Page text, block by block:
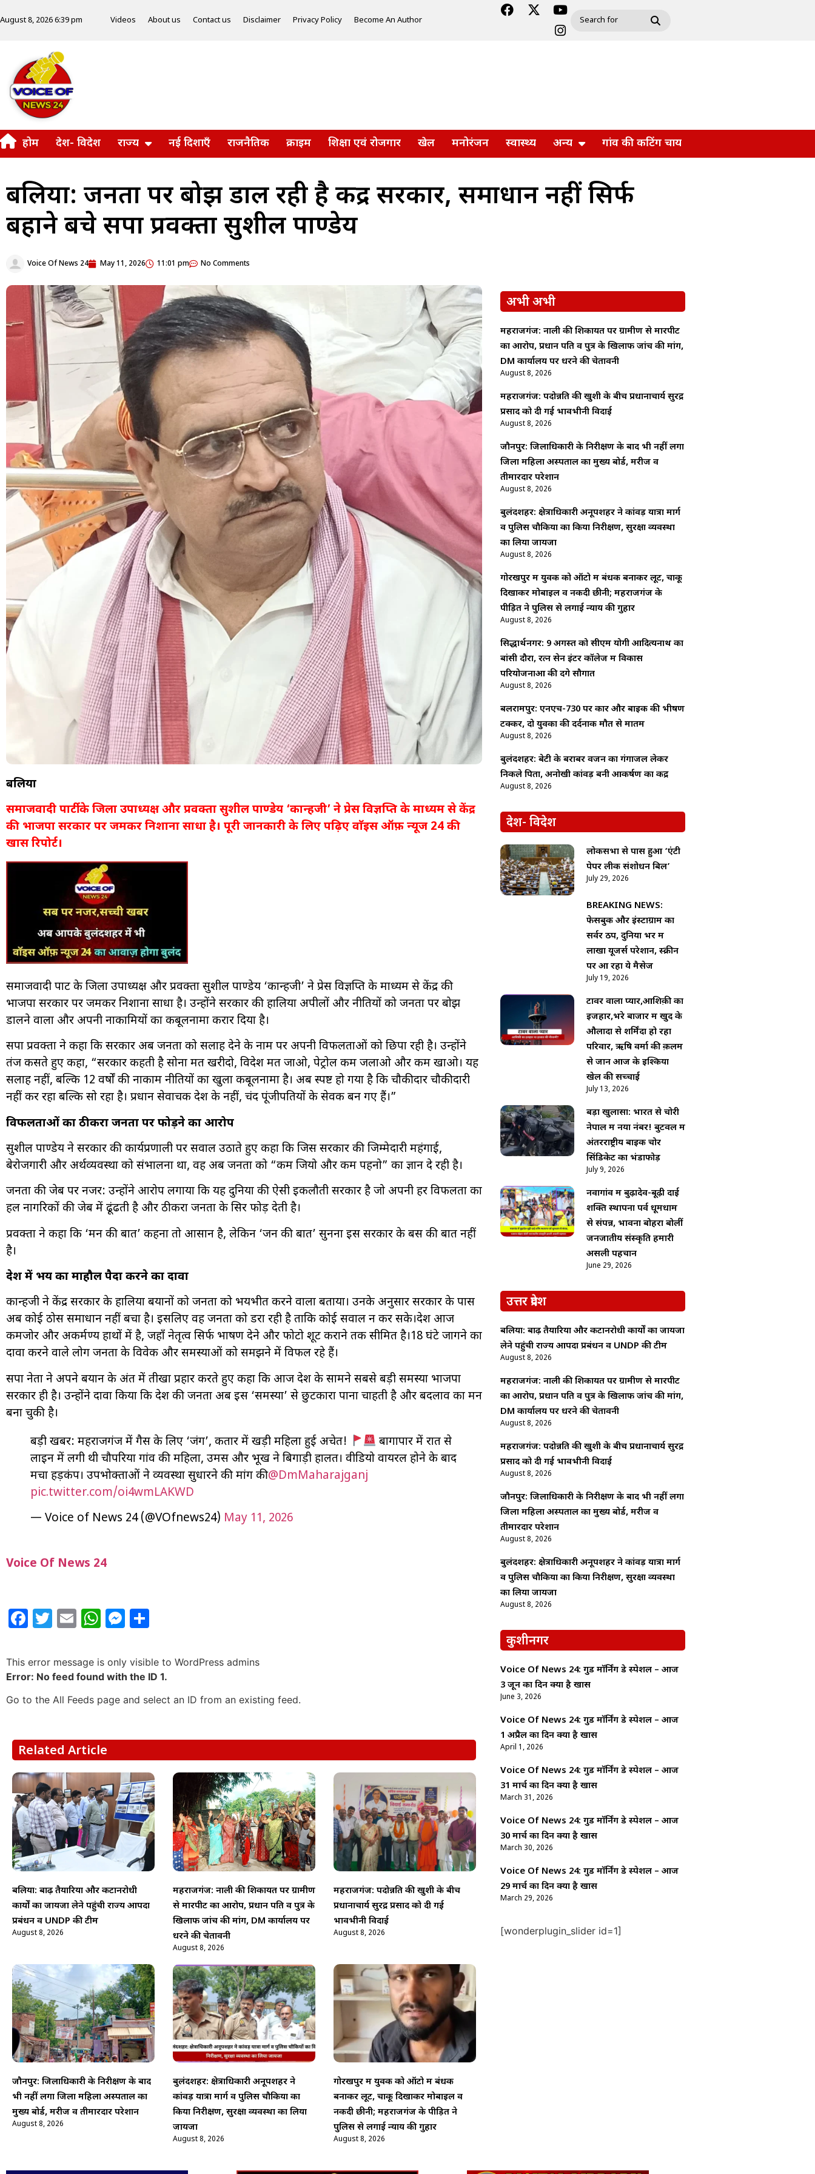
August 8, 2026 6:39 pm Videos About us Contact us Disclaimer Privacy Policy Become An Author
होम देश- विदेश राज्य नई दिशाएँ राजनैतिक क्राइम शिक्षा एवं रोजगार खेल मनोरंजन स्वास्थ्य अन्य गांव की कटिंग चाय
बलिया: जनता पर बोझ डाल रही है केंद्र सरकार, समाधान नहीं सिर्फ
बहाने बचे सपा प्रवक्ता सुशील पाण्डेय
Voice Of News 24 May 11, 2026 11:01 pm No Comments
बलिया
समाजवादी पार्टी के जिला उपाध्यक्ष और प्रवक्ता सुशील पाण्डेय ‘कान्हजी’ ने प्रेस विज्ञप्ति के माध्यम से केंद्र
की भाजपा सरकार पर जमकर निशाना साधा है। पूरी जानकारी के लिए पढ़िए वाॅइस ऑफ़ न्यूज 24 की
खास रिपोर्ट।
समाजवादी पार्टी के जिला उपाध्यक्ष और प्रवक्ता सुशील पाण्डेय ‘कान्हजी’ ने प्रेस विज्ञप्ति के माध्यम से केंद्र की
भाजपा सरकार पर जमकर निशाना साधा है। उन्होंने सरकार की हालिया अपीलों और नीतियों को जनता पर बोझ
डालने वाला और अपनी नाकामियों का कबूलनामा करार दिया है।
सपा प्रवक्ता ने कहा कि सरकार अब जनता को सलाह देने के नाम पर अपनी विफलताओं को छिपा रही है। उन्होंने
तंज कसते हुए कहा, “सरकार कहती है सोना मत खरीदो, विदेश मत जाओ, पेट्रोल कम जलाओ और कम खाओ। यह
सलाह नहीं, बल्कि 12 वर्षों की नाकाम नीतियों का खुला कबूलनामा है। अब स्पष्ट हो गया है कि चौकीदार चौकीदारी
नहीं कर रहा बल्कि सो रहा है। प्रधान सेवाचक देश के नहीं, चंद पूंजीपतियों के सेवक बन गए हैं।”
विफलताओं का ठीकरा जनता पर फोड़ने का आरोप
सुशील पाण्डेय ने सरकार की कार्यप्रणाली पर सवाल उठाते हुए कहा कि जिस सरकार की जिम्मेदारी महंगाई,
बेरोजगारी और अर्थव्यवस्था को संभालना था, वह अब जनता को “कम जियो और कम पहनो” का ज्ञान दे रही है।
जनता की जेब पर नजर: उन्होंने आरोप लगाया कि यह दुनिया की ऐसी इकलौती सरकार है जो अपनी हर विफलता का
हल नागरिकों की जेब में ढूंढती है और ठीकरा जनता के सिर फोड़ देती है।
प्रवक्ता ने कहा कि ‘मन की बात’ कहना तो आसान है, लेकिन ‘जन की बात’ सुनना इस सरकार के बस की बात नहीं
है।
देश में भय का माहौल पैदा करने का दावा
कान्हजी ने केंद्र सरकार के हालिया बयानों को जनता को भयभीत करने वाला बताया। उनके अनुसार सरकार के पास
अब कोई ठोस समाधान नहीं बचा है। इसलिए वह जनता को डरा रही है ताकि कोई सवाल न कर सके।देश आज
कमजोर और अकर्मण्य हाथों में है, जहाँ नेतृत्व सिर्फ भाषण देने और फोटो शूट कराने तक सीमित है।18 घंटे जागने का
दावा करने वाले लोग जनता के विवेक और समस्याओं को समझने में विफल रहे हैं।
सपा नेता ने अपने बयान के अंत में तीखा प्रहार करते हुए कहा कि आज देश के सामने सबसे बड़ी समस्या भाजपा
सरकार ही है। उन्होंने दावा किया कि देश की जनता अब इस ‘समस्या’ से छुटकारा पाना चाहती है और बदलाव का मन
बना चुकी है।
बड़ी खबर: महराजगंज में गैस के लिए ‘जंग’, कतार में खड़ी महिला हुई अचेत!
बागापार में रात से
लाइन में लगी थी चौपरिया गांव की महिला, उमस और भूख ने बिगाड़ी हालत। वीडियो वायरल होने के बाद
मचा हड़कंप। उपभोक्ताओं ने व्यवस्था सुधारने की मांग की@DmMaharajganj
pic.twitter.com/oi4wmLAKWD
— Voice of News 24 (@VOfnews24) May 11, 2026
Voice Of News 24
Facebook
Twitter
EmailWhatsApp
Messenger
This error message is only visible to WordPress admins
Error: No feed found with the ID 1.
Go to the All Feeds page and select an ID from an existing feed.
Related Article
बलिया: बाढ़ तैयारियों और कटानरोधी
कार्यों का जायजा लेने पहुंची राज्य आपदा
प्रबंधन व UNDP की टीम
August 8, 2026
महराजगंज: नाली की शिकायत पर ग्रामीण
से मारपीट का आरोप, प्रधान पति व पुत्र के
खिलाफ जांच की मांग, DM कार्यालय पर
धरने की चेतावनी
August 8, 2026
महराजगंज: पदोन्नति की खुशी के बीच
प्रधानाचार्य सुरेंद्र प्रसाद को दी गई
भावभीनी विदाई
August 8, 2026
जौनपुर: जिलाधिकारी के निरीक्षण के बाद
भी नहीं लगा जिला महिला अस्पताल का
मुख्य बोर्ड, मरीज व तीमारदार परेशान
August 8, 2026
बुलंदशहर: क्षेत्राधिकारी अनूपशहर ने
कांवड़ यात्रा मार्ग व पुलिस चौकियों का
किया निरीक्षण, सुरक्षा व्यवस्था का लिया
जायजा
August 8, 2026
गोरखपुर में युवक को ऑटो में बंधक
बनाकर लूट, चाकू दिखाकर मोबाइल व
नकदी छीनी; महराजगंज के पीड़ित ने
पुलिस से लगाई न्याय की गुहार
August 8, 2026
अभी अभी
महराजगंज: नाली की शिकायत पर ग्रामीण से मारपीट
का आरोप, प्रधान पति व पुत्र के खिलाफ जांच की मांग,
DM कार्यालय पर धरने की चेतावनी
August 8, 2026
महराजगंज: पदोन्नति की खुशी के बीच प्रधानाचार्य सुरेंद्र
प्रसाद को दी गई भावभीनी विदाई
August 8, 2026
जौनपुर: जिलाधिकारी के निरीक्षण के बाद भी नहीं लगा
जिला महिला अस्पताल का मुख्य बोर्ड, मरीज व
तीमारदार परेशान
August 8, 2026
बुलंदशहर: क्षेत्राधिकारी अनूपशहर ने कांवड़ यात्रा मार्ग
व पुलिस चौकियों का किया निरीक्षण, सुरक्षा व्यवस्था
का लिया जायजा
August 8, 2026
गोरखपुर में युवक को ऑटो में बंधक बनाकर लूट, चाकू
दिखाकर मोबाइल व नकदी छीनी; महराजगंज के
पीड़ित ने पुलिस से लगाई न्याय की गुहार
August 8, 2026
सिद्धार्थनगर: 9 अगस्त को सीएम योगी आदित्यनाथ का
बांसी दौरा, रत्न सेन इंटर कॉलेज में विकास
परियोजनाओं की देंगे सौगात
August 8, 2026
बलरामपुर: एनएच-730 पर कार और बाइक की भीषण
टक्कर, दो युवकों की दर्दनाक मौत से मातम
August 8, 2026
बुलंदशहर: बेटी के बराबर वजन का गंगाजल लेकर
निकले पिता, अनोखी कांवड़ बनी आकर्षण का केंद्र
August 8, 2026
देश- विदेश
लोकसभा से पास हुआ ‘एंटी
पेपर लीक संशोधन बिल’
July 29, 2026
BREAKING NEWS:
फेसबुक और इंस्टाग्राम का
सर्वर ठप, दुनिया भर में
लाखों यूजर्स परेशान, स्क्रीन
पर आ रहा ये मैसेज
July 19, 2026
टावर वाला प्यार,आशिक़ी का
इजहार,भरे बाजार में खुद के
औलादों से शर्मिंदा हो रहा
परिवार, ऋषि वर्मा की क़लम
से जानें आज के इश्किया
खेल की सच्चाई
July 13, 2026
बड़ा खुलासा: भारत से चोरी
नेपाल में नया नंबर! बुटवल में
अंतरराष्ट्रीय बाइक चोर
सिंडिकेट का भंडाफोड़
July 9, 2026
नवागांव में बुढ़ादेव-बूढ़ी दाई
शक्ति स्थापना पर्व धूमधाम
से संपन्न, भावना बोहरा बोलीं
जनजातीय संस्कृति हमारी
असली पहचान
June 29, 2026
उत्तर प्रदेश
बलिया: बाढ़ तैयारियों और कटानरोधी कार्यों का जायजा
लेने पहुंची राज्य आपदा प्रबंधन व UNDP की टीम
August 8, 2026
महराजगंज: नाली की शिकायत पर ग्रामीण से मारपीट
का आरोप, प्रधान पति व पुत्र के खिलाफ जांच की मांग,
DM कार्यालय पर धरने की चेतावनी
August 8, 2026
महराजगंज: पदोन्नति की खुशी के बीच प्रधानाचार्य सुरेंद्र
प्रसाद को दी गई भावभीनी विदाई
August 8, 2026
जौनपुर: जिलाधिकारी के निरीक्षण के बाद भी नहीं लगा
जिला महिला अस्पताल का मुख्य बोर्ड, मरीज व
तीमारदार परेशान
August 8, 2026
बुलंदशहर: क्षेत्राधिकारी अनूपशहर ने कांवड़ यात्रा मार्ग
व पुलिस चौकियों का किया निरीक्षण, सुरक्षा व्यवस्था
का लिया जायजा
August 8, 2026
कुशीनगर
Voice Of News 24: गुड माॅर्निंग डे स्पेशल – आज
3 जून का दिन क्यों है खास
June 3, 2026
Voice Of News 24: गुड माॅर्निंग डे स्पेशल – आज
1 अप्रैल का दिन क्यों है खास
April 1, 2026
Voice Of News 24: गुड माॅर्निंग डे स्पेशल – आज
31 मार्च का दिन क्यों है खास
March 31, 2026
Voice Of News 24: गुड माॅर्निंग डे स्पेशल – आज
30 मार्च का दिन क्यों है खास
March 30, 2026
Voice Of News 24: गुड माॅर्निंग डे स्पेशल – आज
29 मार्च का दिन क्यों है खास
March 29, 2026
[wonderplugin_slider id=1]